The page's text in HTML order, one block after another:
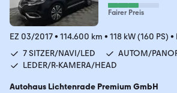
Fairer Preis
EZ 03/2017• 114.600 km • 118 kW (160 PS) •
7 SITZER/NAVI/LED
AUTOM/
LEDER/R-KAMERA/HEAD
Autohaus Lichtenrade Premium GmbH